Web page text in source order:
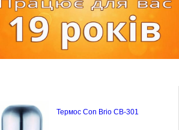
Термос Con Brio CB-301